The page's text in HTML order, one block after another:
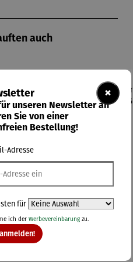
auch
×
unseren Newsletter an
Sie von einer
Bestellung!
Adresse
für
ich der Werbevereinbarungzu.